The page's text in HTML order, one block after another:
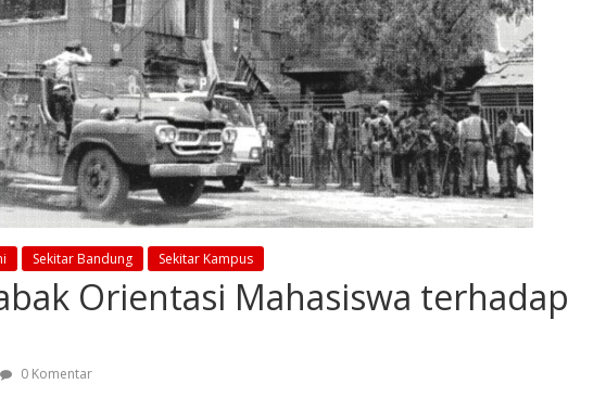
Sekitar Bandung Sekitar Kampus
Orientasi Mahasiswa terhadap
0 Komentar